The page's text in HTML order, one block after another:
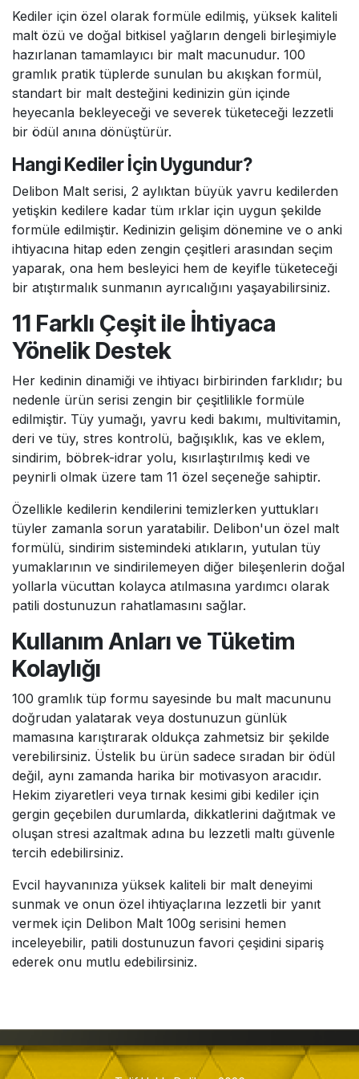
kullanım beklentisine göre seçim yapmayı
kolaylaştırır.
Kediler için özel olarak formüle edilmiş, yüksek kaliteli
malt özü ve doğal bitkisel yağların dengeli birleşimiyle
hazırlanan tamamlayıcı bir malt macunudur. 100
gramlık pratik tüplerde sunulan bu akışkan formül,
standart bir malt desteğini kedinizin gün içinde
heyecanla bekleyeceği ve severek tüketeceği lezzetli
bir ödül anına dönüştürür.
Hangi Kediler İçin Uygundur?
Delibon Malt serisi, 2 aylıktan büyük yavru kedilerden
yetişkin kedilere kadar tüm ırklar için uygun şekilde
formüle edilmiştir. Kedinizin gelişim dönemine ve o anki
ihtiyacına hitap eden zengin çeşitleri arasından seçim
yaparak, ona hem besleyici hem de keyifle tüketeceği
bir atıştırmalık sunmanın ayrıcalığını yaşayabilirsiniz.
11 Farklı Çeşit ile İhtiyaca
Yönelik Destek
Her kedinin dinamiği ve ihtiyacı birbirinden farklıdır; bu
nedenle ürün serisi zengin bir çeşitlilikle formüle
edilmiştir. Tüy yumağı, yavru kedi bakımı, multivitamin,
deri ve tüy, stres kontrolü, bağışıklık, kas ve eklem,
sindirim, böbrek-idrar yolu, kısırlaştırılmış kedi ve
peynirli olmak üzere tam 11 özel seçeneğe sahiptir.
Özellikle kedilerin kendilerini temizlerken yuttukları
tüyler zamanla sorun yaratabilir. Delibon'un özel malt
formülü, sindirim sistemindeki atıkların, yutulan tüy
yumaklarının ve sindirilemeyen diğer bileşenlerin doğal
yollarla vücuttan kolayca atılmasına yardımcı olarak
patili dostunuzun rahatlamasını sağlar.
Kullanım Anları ve Tüketim
Kolaylığı
100 gramlık tüp formu sayesinde bu malt macununu
doğrudan yalatarak veya dostunuzun günlük
mamasına karıştırarak oldukça zahmetsiz bir şekilde
verebilirsiniz. Üstelik bu ürün sadece sıradan bir ödül
değil, aynı zamanda harika bir motivasyon aracıdır.
Hekim ziyaretleri veya tırnak kesimi gibi kediler için
gergin geçebilen durumlarda, dikkatlerini dağıtmak ve
oluşan stresi azaltmak adına bu lezzetli maltı güvenle
tercih edebilirsiniz.
Evcil hayvanınıza yüksek kaliteli bir malt deneyimi
sunmak ve onun özel ihtiyaçlarına lezzetli bir yanıt
vermek için Delibon Malt 100g serisini hemen
inceleyebilir, patili dostunuzun favori çeşidini sipariş
ederek onu mutlu edebilirsiniz.